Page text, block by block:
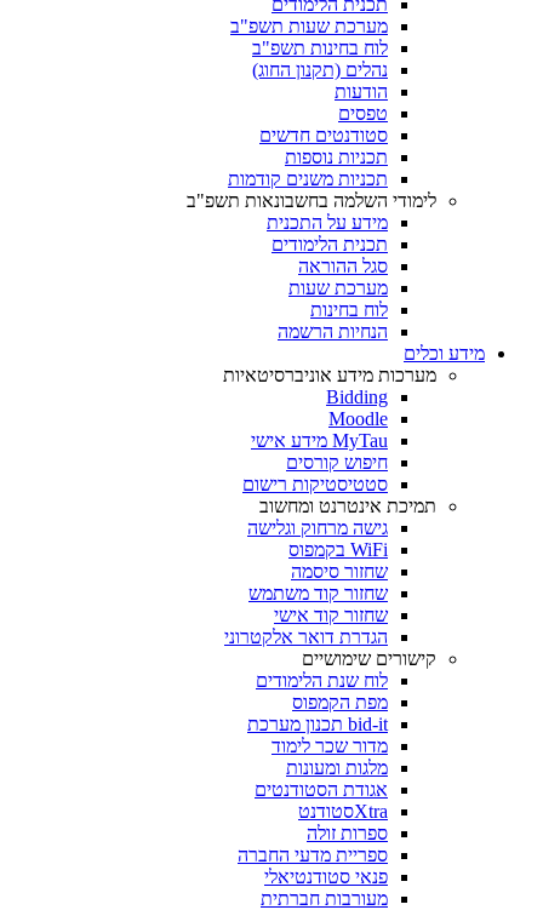
תכנית הלימודים
מערכת שעות תשפ"ב
לוח בחינות תשפ"ב
נהלים (תקנון החוג)
הודעות
טפסים
סטודנטים חדשים
תכניות נוספות
תכניות משנים קודמות
לימודי השלמה בחשבונאות תשפ"ב
מידע על התכנית
תכנית הלימודים
סגל ההוראה
מערכת שעות
לוח בחינות
הנחיות הרשמה
מידע וכלים
מערכות מידע אוניברסיטאיות
Bidding
Moodle
MyTau מידע אישי
חיפוש קורסים
סטטיסטיקות רישום
תמיכת אינטרנט ומחשוב
גישה מרחוק וגלישה
WiFi בקמפוס
שחזור סיסמה
שחזור קוד משתמש
שחזור קוד אישי
הגדרת דואר אלקטרוני
קישורים שימושיים
לוח שנת הלימודים
מפת הקמפוס
bid-it תכנון מערכת
מדור שכר לימוד
מלגות ומעונות
אגודת הסטודנטים
Xtraסטודנט
ספרות זולה
ספריית מדעי החברה
פנאי סטודנטיאלי
מעורבות חברתית